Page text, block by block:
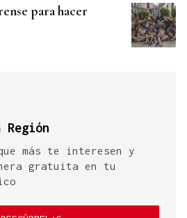
para hacer
más te interesen y
gratuita en tu